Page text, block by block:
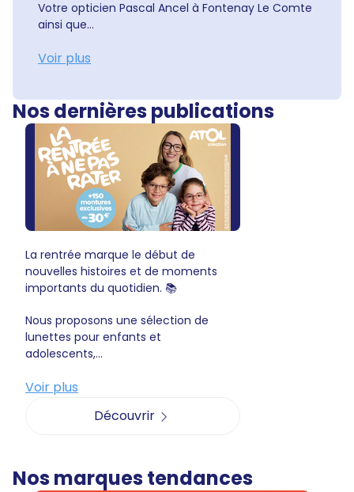
Votre opticien Pascal Ancel à Fontenay Le Comte
ainsi que...
Voir plus
Nos dernières publications
La rentrée marque le début de
nouvelles histoires et de moments
importants du quotidien. 📚
Nous proposons une sélection de
lunettes pour enfants et
adolescents,...
Voir plus
Découvrir
Nos marques tendances